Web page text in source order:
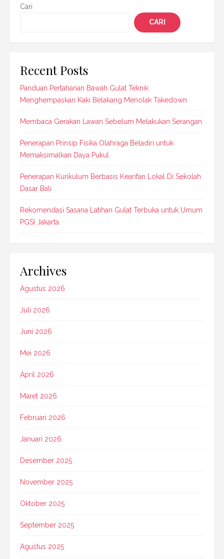
Cari
CARI
Recent Posts
Panduan Pertahanan Bawah Gulat Teknik
Menghempaskan Kaki Belakang Menolak Takedown
Membaca Gerakan Lawan Sebelum Melakukan Serangan
Penerapan Prinsip Fisika Olahraga Beladiri untuk
Memaksimalkan Daya Pukul
Penerapan Kurikulum Berbasis Kearifan Lokal Di Sekolah
Dasar Bali
Rekomendasi Sasana Latihan Gulat Terbuka untuk Umum
PGSI Jakarta
Archives
Agustus 2026
Juli 2026
Juni 2026
Mei 2026
April 2026
Maret 2026
Februari 2026
Januari 2026
Desember 2025
November 2025
Oktober 2025
September 2025
Agustus 2025